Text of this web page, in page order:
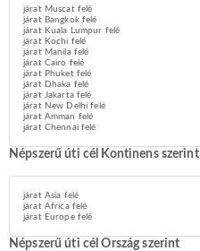
járat Muscat felé
járat Bangkok felé
járat Kuala Lumpur felé
járat Kochi felé
járat Manila felé
járat Cairo felé
járat Phuket felé
járat Dhaka felé
járat Jakarta felé
járat New Delhi felé
járat Amman felé
járat Chennai felé
Népszerű úti cél Kontinens szerint
járat Asia felé
járat Africa felé
járat Europe felé
Népszerű úti cél Ország szerint